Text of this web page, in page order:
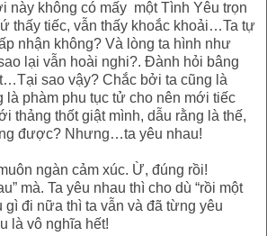
này không có mấy một Tình Yêu trọn
thấy tiếc, vẫn thấy khoắc khoải…Ta tự
nhận không? Và lòng ta hình như
lại vẫn hoài nghi?. Đành hỏi bâng
sao vậy? Chắc bởi ta cũng là
phàm phu tục tử cho nên mới tiếc
thảng thốt giật mình, dẫu rằng là thế,
được? Nhưng…ta yêu nhau!
ngàn cảm xúc. Ừ, đúng rồi!
mà. Ta yêu nhau thì cho dù “rồi một
gì đi nữa thì ta vẫn và đã từng yêu
là vô nghĩa hết!